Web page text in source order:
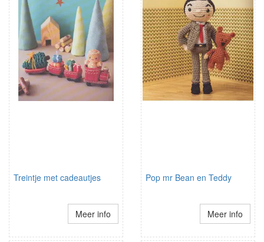
Treintje met cadeautjes
Meer info
Pop mr Bean en Teddy
Meer info